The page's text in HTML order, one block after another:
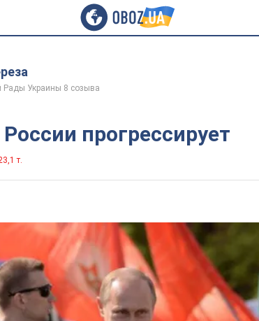
Рады Украины 8 созыва
прогрессирует
т.